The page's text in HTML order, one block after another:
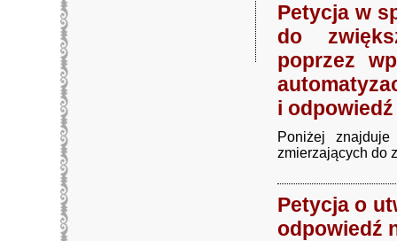
Petycja w
do
poprzez
i
Poniżej
zmierzających do
Petycja o
odpowiedź